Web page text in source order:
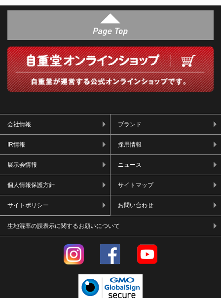
会社情報 ブランド
IR情報 採用情報
展示会情報 ニュース
個人情報保護方針 サイトマップ
サイトポリシー お問い合わせ
生地混率の誤表示に関するお願いについて